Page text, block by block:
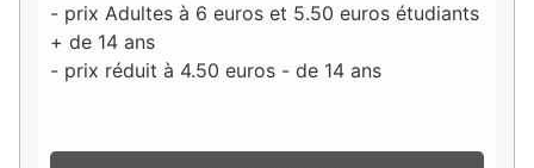
- prix Adultes à 6 euros et 5.50 euros étudiants
+ de 14 ans
- prix réduit à 4.50 euros - de 14 ans